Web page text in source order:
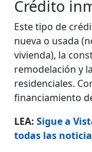
Crédito
Este tipo de
nueva o usada
vivienda), la
remodelación y
residenciales.
financiamiento
LEA:Sigue a
todas las